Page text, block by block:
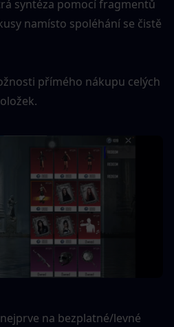
syntéza pomocí fragmentů
namísto spoléhání se čistě
přímého nákupu celých
na bezplatné/levné